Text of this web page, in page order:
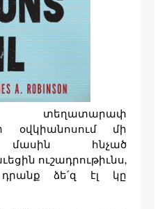
տեղատարափ
օվկիանոսում մի
մասին հնչած
ուշադրութիւնս,
ձե՛զ էլ կը